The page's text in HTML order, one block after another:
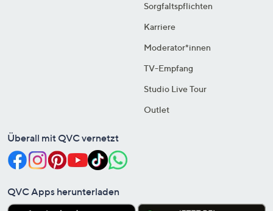
Sorgfaltspflichten
Karriere
Moderator*innen
TV-Empfang
Studio Live Tour
Outlet
Überall mit QVC vernetzt
QVC Apps herunterladen